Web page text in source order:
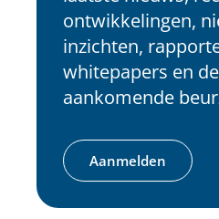
ontwikkelingen,
inzichten,
whitepapers en
aankomende
Aanmelden